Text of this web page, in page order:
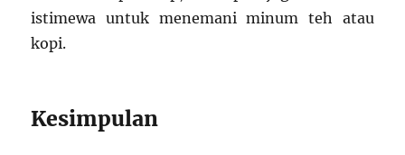
istimewa untuk menemani minum teh atau
kopi.
Kesimpulan